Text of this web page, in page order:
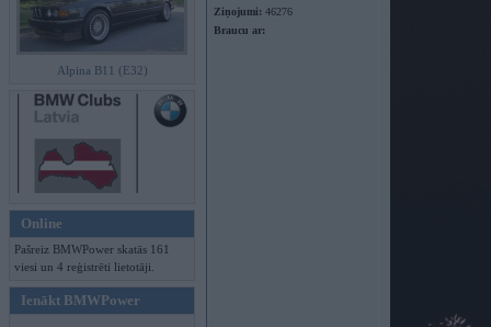
Alpina B11 (E32)
Online
Pašreiz BMWPower skatās 161
viesi un 4 reģistrēti lietotāji.
Ienākt BMWPower
Ziņojumi: 46276
Braucu ar: